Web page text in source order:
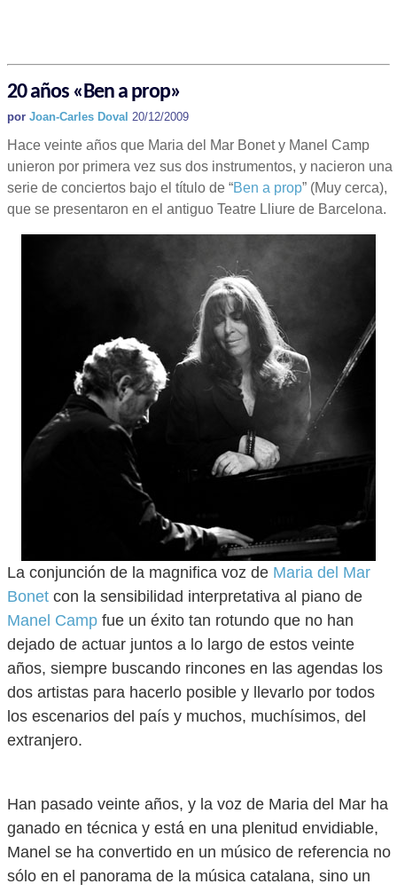
20 años «Ben a prop»
por Joan-Carles Doval 20/12/2009
Hace veinte años que Maria del Mar Bonet y Manel Camp
unieron por primera vez sus dos instrumentos, y nacieron una
serie de conciertos bajo el título de “Ben a prop” (Muy cerca),
que se presentaron en el antiguo Teatre Lliure de Barcelona.
La conjunción de la magnifica voz de Maria del Mar
Bonet con la sensibilidad interpretativa al piano de
Manel Camp fue un éxito tan rotundo que no han
dejado de actuar juntos a lo largo de estos veinte
años, siempre buscando rincones en las agendas los
dos artistas para hacerlo posible y llevarlo por todos
los escenarios del país y muchos, muchísimos, del
extranjero.
Han pasado veinte años, y la voz de Maria del Mar ha
ganado en técnica y está en una plenitud envidiable,
Manel se ha convertido en un músico de referencia no
sólo en el panorama de la música catalana, sino un